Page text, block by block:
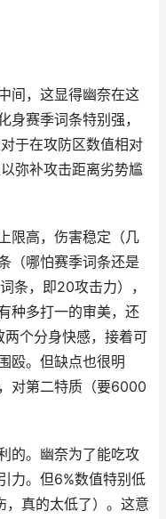
间，这显得幽奈在这
身赛季词条特别强，
于在攻防区数值相对
弥补攻击距离劣势尴
限高，伤害稳定（几
（哪怕赛季词条还是
条，即20攻击力），
种多打一的审美，还
个分身快感，接着可
殴。但缺点也很明
对第二特质（要6000
的。幽奈为了能吃攻
力。但6%数值特别低
，真的太低了）。这意